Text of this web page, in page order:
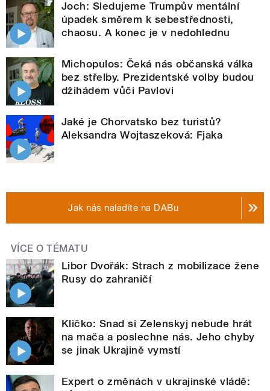
Joch: Sledujeme Trumpův mentální
úpadek směrem k sebestřednosti,
chaosu. A konec je v nedohlednu
Michopulos: Čeká nás občanská válka
bez střelby. Prezidentské volby budou
džihádem vůči Pavlovi
Jaké je Chorvatsko bez turistů?
Aleksandra Wojtaszeková: Fjaka
Jak nás naladíte na DABu
VÍCE O TÉMATU
Libor Dvořák: Strach z mobilizace žene
Rusy do zahraničí
Kličko: Snad si Zelenskyj nebude hrát
na mača a poslechne nás. Jeho chyby
se jinak Ukrajině vymstí
Expert o změnách v ukrajinské vládě: